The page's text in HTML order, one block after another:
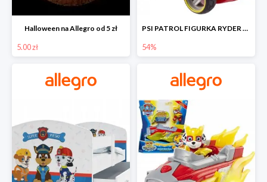
Halloween na Allegro od 5 zł
5.00 zł
PSI PATROL FIGURKA RYDER + QUAD POJAZD RATUNKOWY -54%
54%